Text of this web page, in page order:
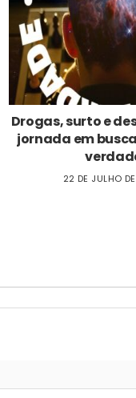
Drogas, surto e
jornada em
22 DE JULHO